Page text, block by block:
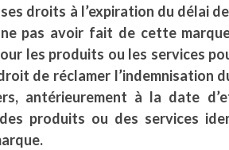
droits à l’expiration du délai
pas avoir fait de cette
les produits ou les services
de réclamer l’indemnisation
antérieurement à la date
produits ou des services